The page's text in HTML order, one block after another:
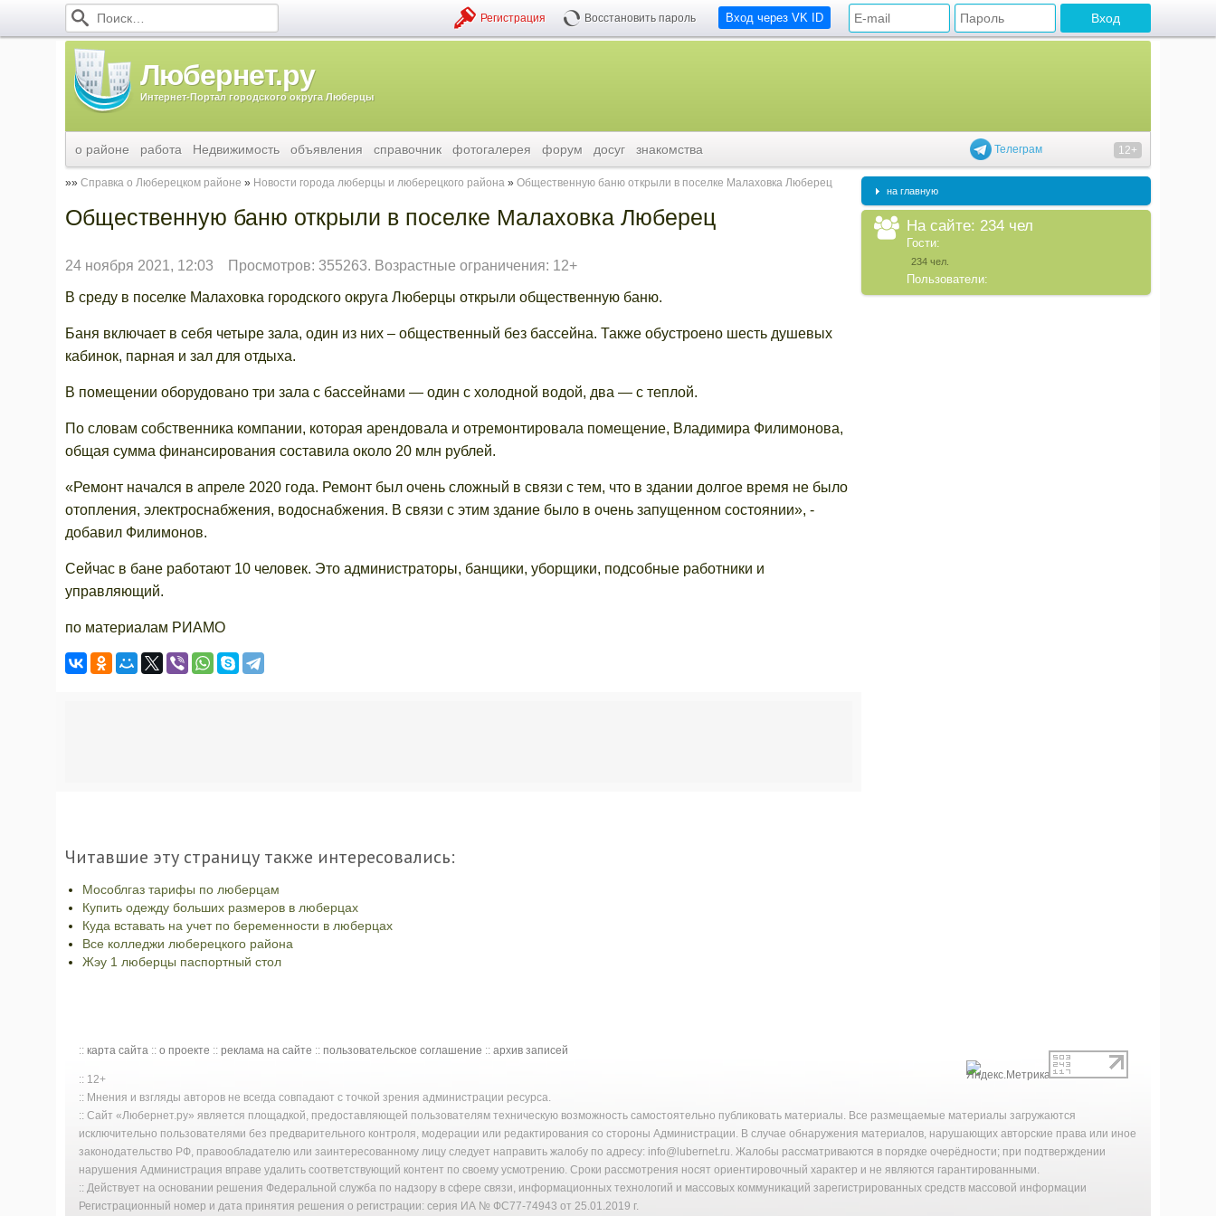
Вход через VK ID
Регистрация Восстановить пароль
Любернет.ру
Интернет-Портал городского округа Люберцы
Телеграм 12+
о районе работа Недвижимость объявления справочник фотогалерея форум досуг знакомства
Справка о Люберецком районе Новости города люберцы и люберецкого района Общественную баню открыли в поселке Малаховка Люберец
Общественную баню открыли в поселке Малаховка Люберец
24 ноября 2021, 12:03 Просмотров: 355263. Возрастные ограничения: 12+
В среду в поселке Малаховка городского округа Люберцы открыли общественную баню.
Баня включает в себя четыре зала, один из них – общественный без бассейна. Также обустроено шесть душевых
кабинок, парная и зал для отдыха.
В помещении оборудовано три зала с бассейнами — один с холодной водой, два — с теплой.
По словам собственника компании, которая арендовала и отремонтировала помещение, Владимира Филимонова,
общая сумма финансирования составила около 20 млн рублей.
«Ремонт начался в апреле 2020 года. Ремонт был очень сложный в связи с тем, что в здании долгое время не было
отопления, электроснабжения, водоснабжения. В связи с этим здание было в очень запущенном состоянии», -
добавил Филимонов.
Сейчас в бане работают 10 человек. Это администраторы, банщики, уборщики, подсобные работники и
управляющий.
по материалам РИАМО
Читавшие эту страницу также интересовались:
Мособлгаз тарифы по люберцам
Купить одежду больших размеров в люберцах
Куда вставать на учет по беременности в люберцах
Все колледжи люберецкого района
Жэу 1 люберцы паспортный стол
на главную
На сайте: 234 чел
Гости:
234 чел.
Пользователи:
:: карта сайта :: о проекте :: реклама на сайте :: пользовательское соглашение :: архив записей
:: 12+
:: Мнения и взгляды авторов не всегда совпадают с точкой зрения администрации ресурса.
:: Сайт «Любернет.ру» является площадкой, предоставляющей пользователям техническую возможность самостоятельно публиковать материалы. Все размещаемые материалы загружаются
исключительно пользователями без предварительного контроля, модерации или редактирования со стороны Администрации. В случае обнаружения материалов, нарушающих авторские права или иное
законодательство РФ, правообладателю или заинтересованному лицу следует направить жалобу по адресу: info@lubernet.ru. Жалобы рассматриваются в порядке очерёдности; при подтверждении
нарушения Администрация вправе удалить соответствующий контент по своему усмотрению. Сроки рассмотрения носят ориентировочный характер и не являются гарантированными.
:: Действует на основании решения Федеральной служба по надзору в сфере связи, информационных технологий и массовых коммуникаций зарегистрированных средств массовой информации
Регистрационный номер и дата принятия решения о регистрации: серия ИА № ФС77-74943 от 25.01.2019 г.